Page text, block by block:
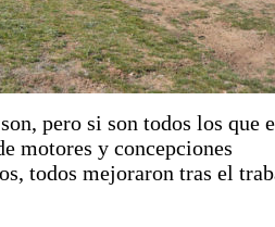
pero si son todos los que
motores y concepciones
todos mejoraron tras el